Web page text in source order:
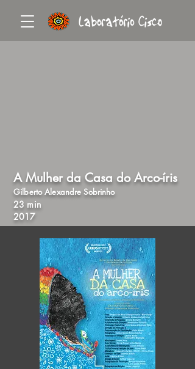
A Mulher da Casa do Arco-íris
Gilberto Alexandre Sobrinho
23 min
2017